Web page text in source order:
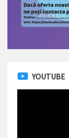
YOUTUBE